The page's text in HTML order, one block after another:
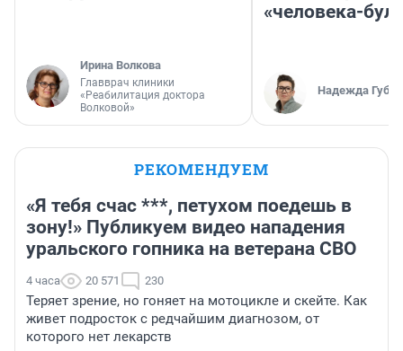
Ирина Волкова
Главврач клиники
«Реабилитация доктора
Волковой»
«человека-
Надежда
РЕКОМЕНДУЕМ
«Я тебя счас ***, петухом поедешь в
зону!» Публикуем видео нападения
уральского гопника на ветерана СВО
4 часа 20 571 230
Теряет зрение, но гоняет на мотоцикле и скейте. Как
живет подросток с редчайшим диагнозом, от
которого нет лекарств